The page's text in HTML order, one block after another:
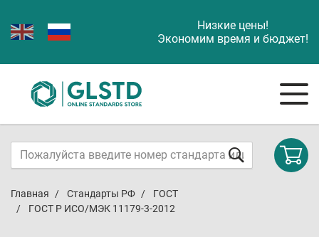
Низкие цены!
Экономим время и бюджет!
Главная Стандарты РФ
ГОСТ
ГОСТ Р ИСО/МЭК 11179-3-2012